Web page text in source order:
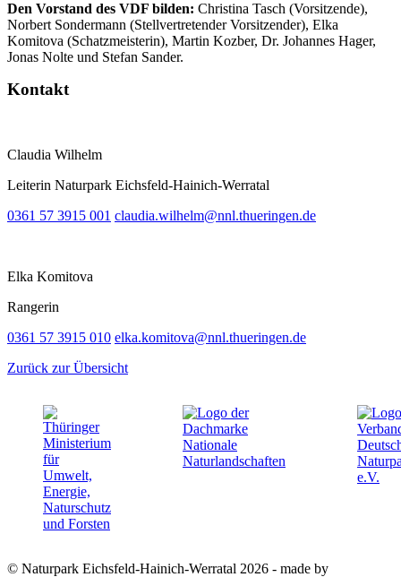
Den Vorstand des VDF bilden: Christina Tasch (Vorsitzende),
Norbert Sondermann (Stellvertretender Vorsitzender), Elka
Komitova (Schatzmeisterin), Martin Kozber, Dr. Johannes Hager,
Jonas Nolte und Stefan Sander.
Kontakt
Claudia Wilhelm
Leiterin Naturpark Eichsfeld-Hainich-Werratal
0361 57 3915 001 claudia.wilhelm@nnl.thueringen.de
Elka Komitova
Rangerin
0361 57 3915 010 elka.komitova@nnl.thueringen.de
Zurück zur Übersicht
© Naturpark Eichsfeld-Hainich-Werratal 2026 - made by